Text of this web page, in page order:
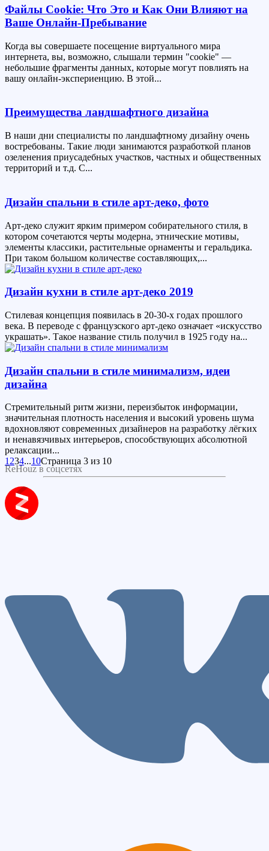
Файлы Cookie: Что Это и Как Они Влияют на
Ваше Онлайн-Пребывание
Когда вы совершаете посещение виртуального мира
интернета, вы, возможно, слышали термин "cookie" —
небольшие фрагменты данных, которые могут повлиять на
вашу онлайн-экспериенцию. В этой...
Преимущества ландшафтного дизайна
В наши дни специалисты по ландшафтному дизайну очень
востребованы. Такие люди занимаются разработкой планов
озеленения приусадебных участков, частных и общественных
территорий и т.д. С...
Дизайн спальни в стиле арт-деко, фото
Арт-деко служит ярким примером собирательного стиля, в
котором сочетаются черты модерна, этнические мотивы,
элементы классики, растительные орнаменты и геральдика.
При таком большом количестве составляющих,...
Дизайн кухни в стиле арт-деко 2019
Стилевая концепция появилась в 20-30-х годах прошлого
века. В переводе с французского арт-деко означает «искусство
украшать». Такое название стиль получил в 1925 году на...
Дизайн спальни в стиле минимализм, идеи
дизайна
Стремительный ритм жизни, переизбыток информации,
значительная плотность населения и высокий уровень шума
вдохновляют современных дизайнеров на разработку лёгких
и ненавязчивых интерьеров, способствующих абсолютной
релаксации...
1234...10Страница 3 из 10
ReHouz в соцсетях